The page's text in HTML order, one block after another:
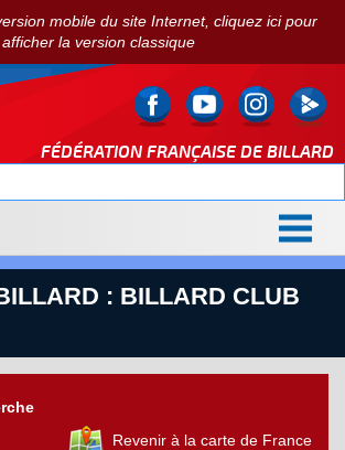
mobile du site Internet, cliquez ici pour
afficher la version classique
FÉDÉRATION FRANÇAISE DE BILLARD
: BILLARD CLUB
Revenir à la carte de France